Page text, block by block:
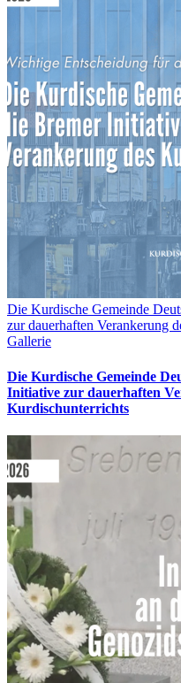
Die Kurdische Gemeinde
zur dauerhaften Verankerung
Gallerie
Die Kurdische Gemeinde
Initiative zur dauerhaften
Kurdischunterrichts